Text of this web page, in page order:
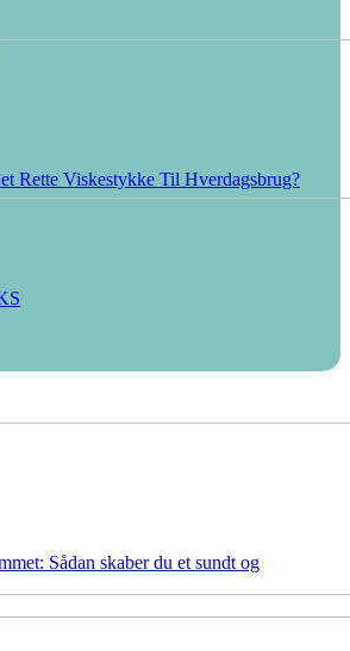
Rette Viskestykke Til Hverdagsbrug?
Sådan skaber du et sundt og